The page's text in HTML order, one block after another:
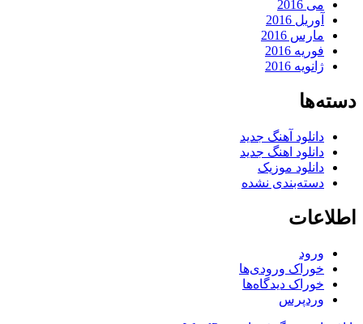
می 2016
آوریل 2016
مارس 2016
فوریه 2016
ژانویه 2016
دسته‌ها
دانلود آهنگ جدید
دانلود اهنگ جدید
دانلود موزیک
دسته‌بندی نشده
اطلاعات
ورود
خوراک ورودی‌ها
خوراک دیدگاه‌ها
وردپرس